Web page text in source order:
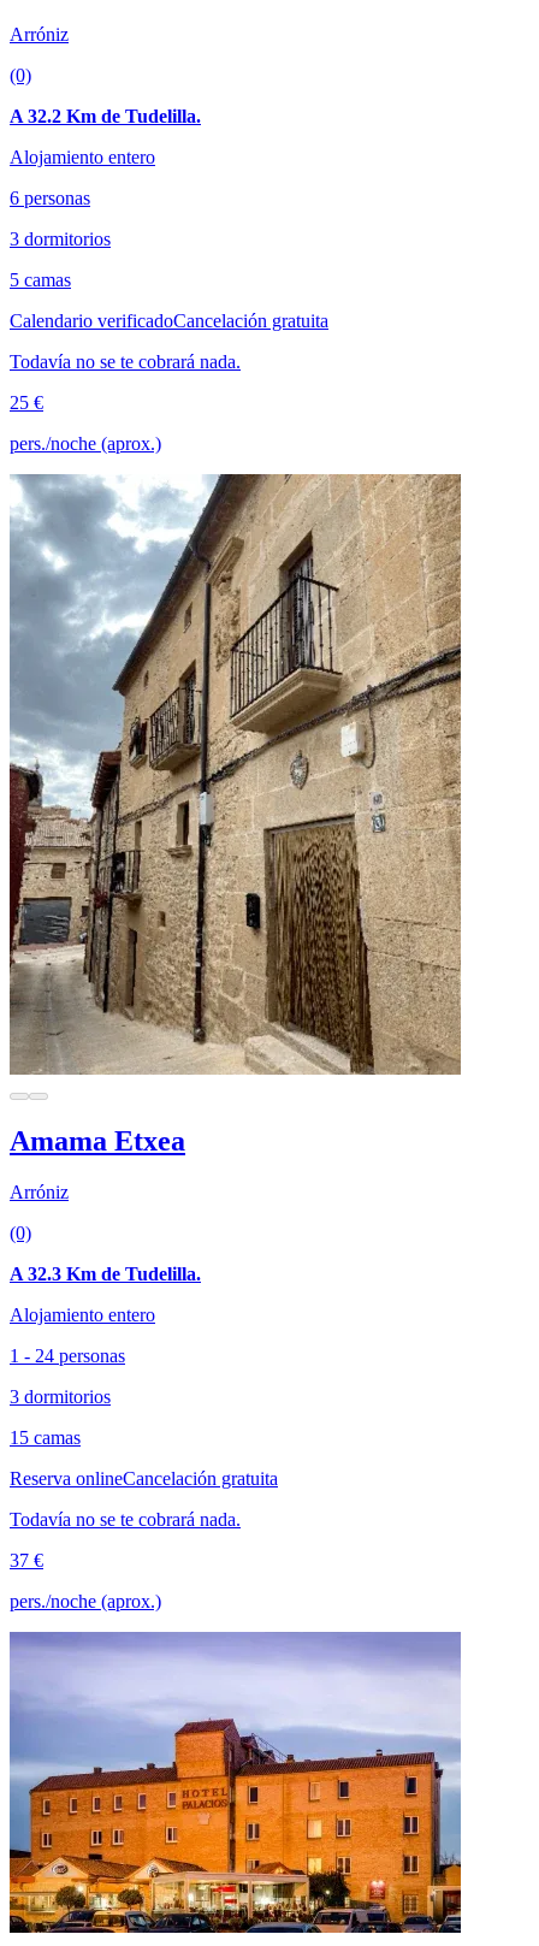
Arróniz
(0)
A 32.2 Km de Tudelilla.
Alojamiento entero
6 personas
3 dormitorios
5 camas
Calendario verificadoCancelación gratuita
Todavía no se te cobrará nada.
25 €
pers./noche (aprox.)
Amama Etxea
Arróniz
(0)
A 32.3 Km de Tudelilla.
Alojamiento entero
1 - 24 personas
3 dormitorios
15 camas
Reserva onlineCancelación gratuita
Todavía no se te cobrará nada.
37 €
pers./noche (aprox.)